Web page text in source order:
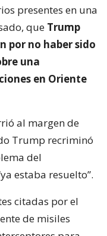
presentes en una
que Trump
por no haber sido
una
en Oriente
al margen de
Trump recriminó
del
estaba resuelto”.
citadas por el
de misiles